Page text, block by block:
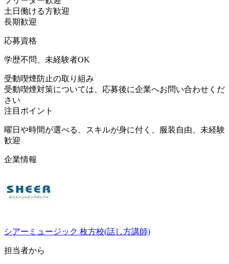
土日働ける方歓迎
長期歓迎
応募資格
学歴不問、未経験者OK
受動喫煙防止の取り組み
受動喫煙対策については、応募後に企業へお問い合わせくだ
さい
注目ポイント
曜日や時間が選べる、スキルが身に付く、服装自由、未経験
歓迎
企業情報
シアーミュージック 枚方校(話し方講師)
担当者から